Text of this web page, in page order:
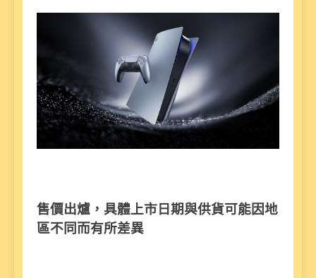
售價出爐，具體上市日期與供貨可能因地
區不同而有所差異